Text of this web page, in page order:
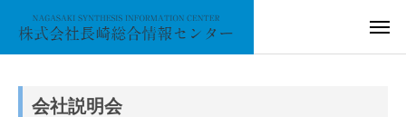
会社説明会